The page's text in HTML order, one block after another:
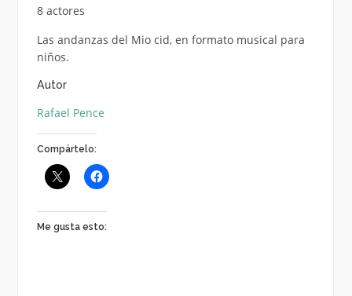
8 actores
Las andanzas del Mio cid, en formato musical para
niños.
Autor
Rafael Pence
Compártelo:
Me gusta esto: